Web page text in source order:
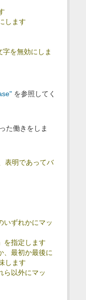
します
字を無効にしま
を参照してく
た働きをしま
表明であってバ
いずれかにマッ
を指定します
、最初か最後に
します
ら以外にマッ